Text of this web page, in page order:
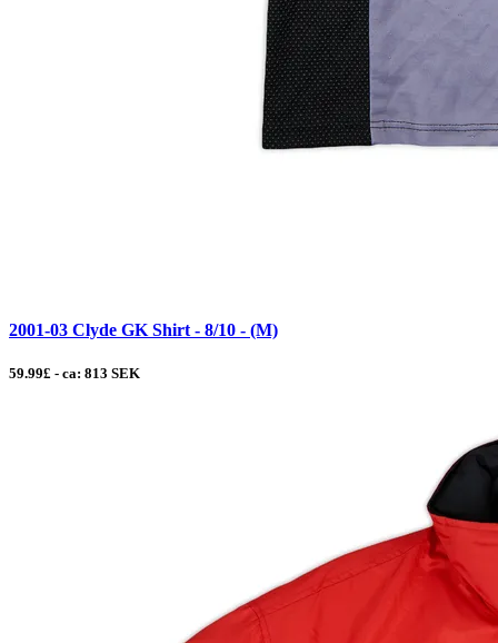
2001-03 Clyde GK Shirt - 8/10 - (M)
59.99£ - ca: 813 SEK